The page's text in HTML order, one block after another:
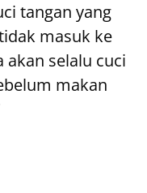
tangan yang
masuk ke
akan selalu cuci
makan